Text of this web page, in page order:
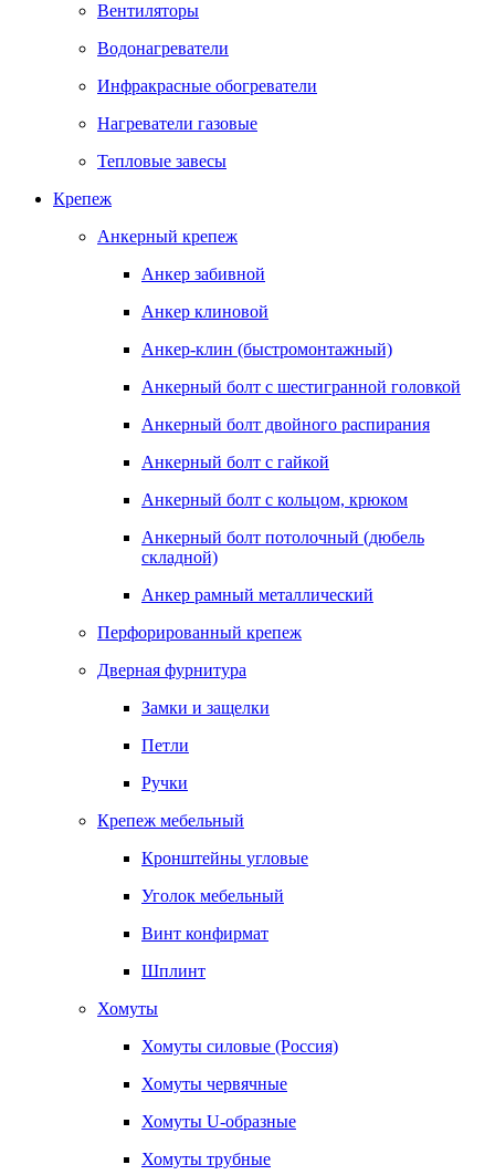
Вентиляторы
Водонагреватели
Инфракрасные обогреватели
Нагреватели газовые
Тепловые завесы
Крепеж
Анкерный крепеж
Анкер забивной
Анкер клиновой
Анкер-клин (быстромонтажный)
Анкерный болт с шестигранной головкой
Анкерный болт двойного распирания
Анкерный болт с гайкой
Анкерный болт с кольцом, крюком
Анкерный болт потолочный (дюбель
складной)
Анкер рамный металлический
Перфорированный крепеж
Дверная фурнитура
Замки и защелки
Петли
Ручки
Крепеж мебельный
Кронштейны угловые
Уголок мебельный
Винт конфирмат
Шплинт
Хомуты
Хомуты силовые (Россия)
Хомуты червячные
Хомуты U-образные
Хомуты трубные